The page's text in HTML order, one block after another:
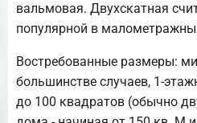
вальмовая. Двухскатная
популярной в
Востребованные размеры:
большинстве случаев, 1-
до 100 квадратов (обычно